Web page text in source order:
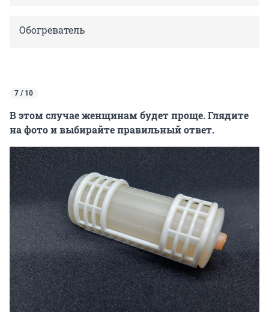
Обогреватель
7 / 10
В этом случае женщинам будет проще. Глядите
на фото и выбирайте правильный ответ.